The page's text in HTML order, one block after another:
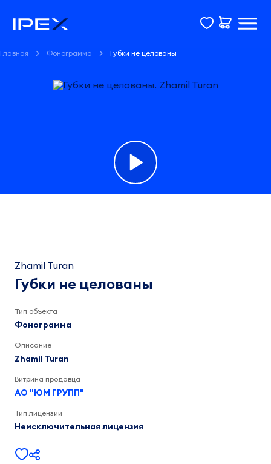
Главная Фонограмма Губки не целованы
целованы
Zhamil
Turan
Zhamil Turan
Губки не целованы
Тип объекта
Фонограмма
Описание
Zhamil Turan
Витрина продавца
АО "ЮМ ГРУПП"
Тип лицензии
Неисключительная лицензия